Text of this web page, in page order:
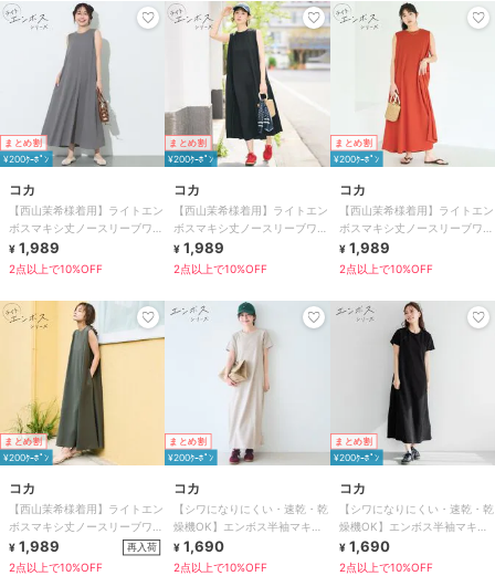
まとめ割
¥200ｸｰﾎﾟﾝ
コカ
【西山茉希様着用】ライトエン
ボスマキシ丈ノースリーブワン
ピース 全4色 / シワになりにく
い・速乾
¥ 1,989
2点以上で10%OFF
まとめ割
¥200ｸｰﾎﾟﾝ
コカ
【西山茉希様着用】ライトエン
ボスマキシ丈ノースリーブワン
ピース 全4色 / シワになりにく
い・速乾
¥ 1,989
2点以上で10%OFF
まとめ割
¥200ｸｰﾎﾟﾝ
コカ
【西山茉希様着用】ライトエン
ボスマキシ丈ノースリーブワン
ピース 全4色 / シワになりにく
い・速乾
¥ 1,989
2点以上で10%OFF
まとめ割
¥200ｸｰﾎﾟﾝ
コカ
【西山茉希様着用】ライトエン
ボスマキシ丈ノースリーブワン
ピース 全4色 / シワになりにく
い・速乾
¥ 1,989 再入荷
2点以上で10%OFF
まとめ割
¥200ｸｰﾎﾟﾝ
コカ
【シワになりにくい・速乾・乾
燥機OK】エンボス半袖マキシ
ワンピース 全4色
¥ 1,690
2点以上で10%OFF
まとめ割
¥200ｸｰﾎﾟﾝ
コカ
【シワになりにくい・速乾・乾
燥機OK】エンボス半袖マキシ
ワンピース 全4色
¥ 1,690
2点以上で10%OFF